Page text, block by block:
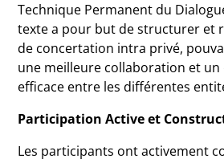
Technique Permanent du
texte a pour but de structurer et
de concertation intra privé,
une meilleure collaboration et un
efficace entre les différentes
Participation Active et
Les participants ont activement